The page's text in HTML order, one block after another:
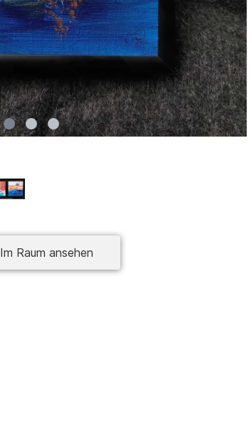
Im Raum ansehen